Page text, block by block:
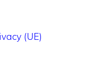
(UE)